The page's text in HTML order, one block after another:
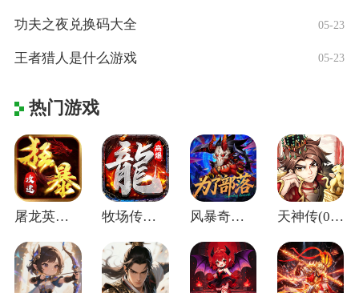
功夫之夜兑换码大全 05-23
王者猎人是什么游戏 05-23
热门游戏
屠龙英雄(神魔狂暴攻速单职) 牧场传奇(终身红包免费版) 风暴奇兵(0.05折万元真充) 天神传(0.1折苍穹神武三国)